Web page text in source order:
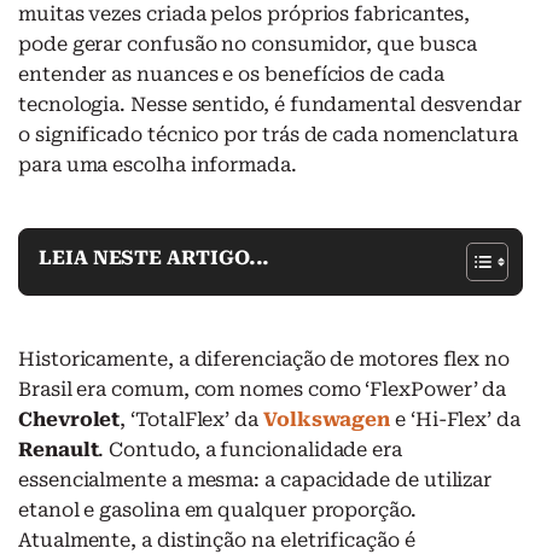
muitas vezes criada pelos próprios fabricantes,
pode gerar confusão no consumidor, que busca
entender as nuances e os benefícios de cada
tecnologia. Nesse sentido, é fundamental desvendar
o significado técnico por trás de cada nomenclatura
para uma escolha informada.
LEIA NESTE ARTIGO...
Historicamente, a diferenciação de motores flex no
Brasil era comum, com nomes como ‘FlexPower’ da
Chevrolet, ‘TotalFlex’ da Volkswagen e ‘Hi-Flex’ da
Renault. Contudo, a funcionalidade era
essencialmente a mesma: a capacidade de utilizar
etanol e gasolina em qualquer proporção.
Atualmente, a distinção na eletrificação é